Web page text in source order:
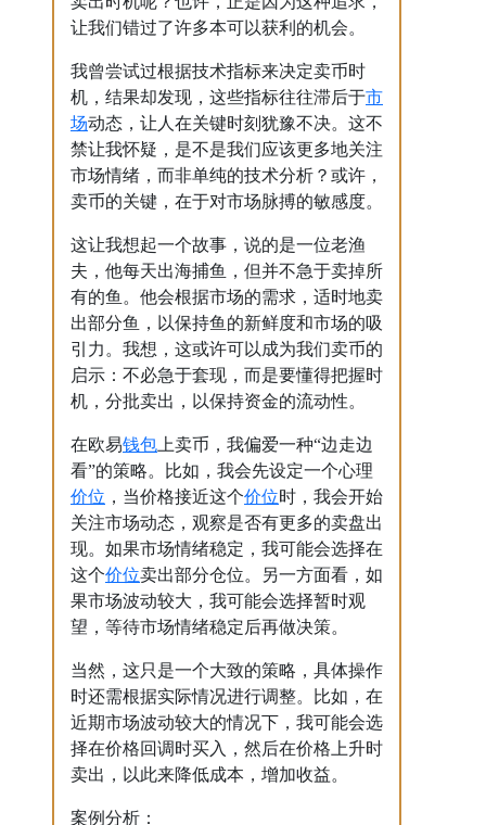
让我们错过了许多本可以获利的机会。
我曾尝试过根据技术指标来决定卖币时
机，结果却发现，这些指标往往滞后于市
场动态，让人在关键时刻犹豫不决。这不
禁让我怀疑，是不是我们应该更多地关注
市场情绪，而非单纯的技术分析？或许，
卖币的关键，在于对市场脉搏的敏感度。
这让我想起一个故事，说的是一位老渔
夫，他每天出海捕鱼，但并不急于卖掉所
有的鱼。他会根据市场的需求，适时地卖
出部分鱼，以保持鱼的新鲜度和市场的吸
引力。我想，这或许可以成为我们卖币的
启示：不必急于套现，而是要懂得把握时
机，分批卖出，以保持资金的流动性。
在欧易钱包 上卖币，我偏爱一种“边走边
看”的策略。比如，我会先设定一个心理
价位 ，当价格接近这个价位时，我会开始
关注市场动态，观察是否有更多的卖盘出
现。如果市场情绪稳定，我可能会选择在
这个价位卖出部分仓位。另一方面看，如
果市场波动较大，我可能会选择暂时观
望，等待市场情绪稳定后再做决策。
当然，这只是一个大致的策略，具体操作
时还需根据实际情况进行调整。比如，在
近期市场波动较大的情况下，我可能会选
择在价格回调时买入，然后在价格上升时
卖出，以此来降低成本，增加收益。
案例分析：